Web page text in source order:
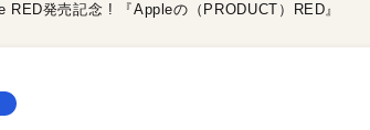
RED発売記念 ! 『Appleの（PRODUCT）RED』